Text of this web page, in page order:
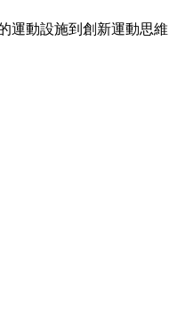
運動設施到創新運動思